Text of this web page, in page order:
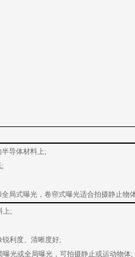
导体材料上;
;
局式曝光，卷帘式曝光适合拍摄静止
上;
利度、清晰度好;
曝光或全局曝光，可拍摄静止或运动物体;